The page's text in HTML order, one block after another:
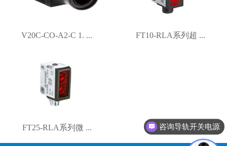
V20C-CO-A2-C 1. ... FT10-RLA系列超 ...
FT25-RLA系列微 ... 咨询导轨开关电源